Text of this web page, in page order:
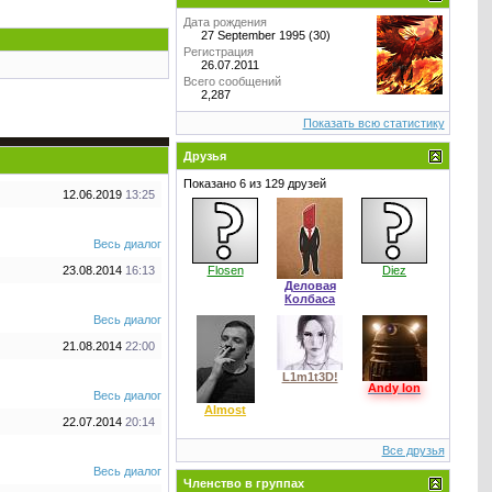
12.06.2019 13:25
Весь диалог
23.08.2014 16:13
Весь диалог
21.08.2014 22:00
Весь диалог
22.07.2014 20:14
Весь диалог
Дата рождения
27 September 1995 (30)
Регистрация
26.07.2011
Всего сообщений
2,287
Показать всю статистику
Друзья
Показано 6 из 129 друзей
Flosen
Деловая
Колбаса
Diez
Almost
L1m1t3D!
Andy Ion
Все друзья
Членство в группах